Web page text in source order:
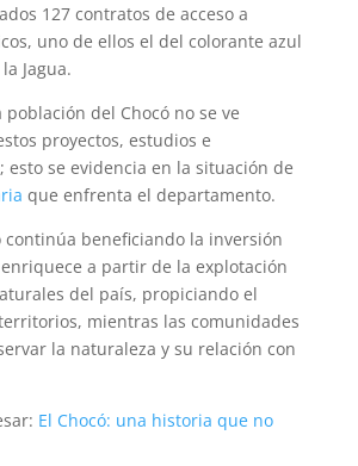
127 contratos de acceso a
uno de ellos el del colorante azul
Jagua.
del Chocó no se ve
proyectos, estudios e
esto se evidencia en la situación de
que enfrenta el departamento.
continúa beneficiando la inversión
a partir de la explotación
del país, propiciando el
mientras las comunidades
la naturaleza y su relación con
El Chocó: una historia que no